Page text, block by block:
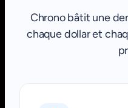
Chrono bâtit une
chaque dollar et